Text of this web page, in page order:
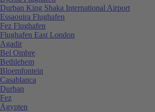
Durban King Shaka International Airport
Essaouira Flughafen
Fez Flughafen
Flughafen East London
Agadir
Bel Ombre
Bethlehem
Bloemfontein
Casablanca
Durban
Fez
Ägypten